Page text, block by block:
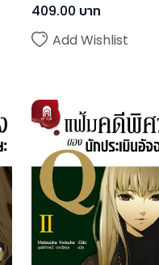
409.00 บาท
Add Wishlist